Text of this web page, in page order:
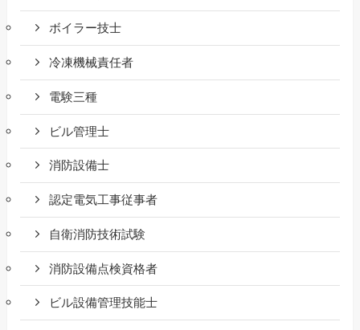
ボイラー技士
冷凍機械責任者
電験三種
ビル管理士
消防設備士
認定電気工事従事者
自衛消防技術試験
消防設備点検資格者
ビル設備管理技能士